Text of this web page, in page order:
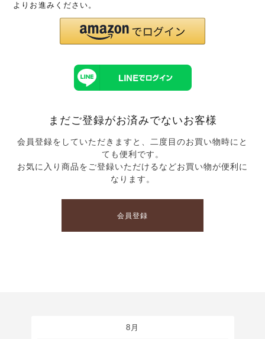
よりお進みください。
まだご登録がお済みでないお客様
会員登録をしていただきますと、二度目のお買い物時にと
ても便利です。
お気に入り商品をご登録いただけるなどお買い物が便利に
なります。
会員登録
8月